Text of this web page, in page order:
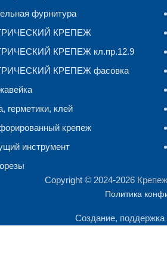
фурнитура
КРЕПЕЖ
КРЕПЕЖ кл.пр.12.9
КРЕПЕЖ фасовка
герметики, клей
крепеж
инструмент
Copyright © 2024-2026
Политика
Создание, поддержка